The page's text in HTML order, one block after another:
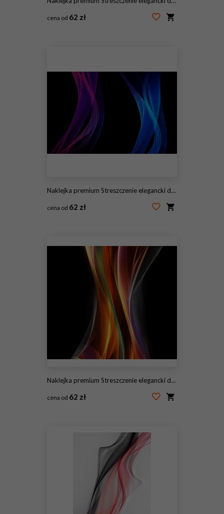
cena od 62 zł
Naklejka premium Streszczenie elegancki design
cena od 62 zł
Naklejka premium Streszczenie elegancki design
cena od 62 zł